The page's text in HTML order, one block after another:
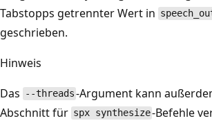
Tabstopps getrennter Wert in
geschrieben.
Hinweis
Das
--threads -Argument kann
Abschnitt für spx synthesize-Befehle